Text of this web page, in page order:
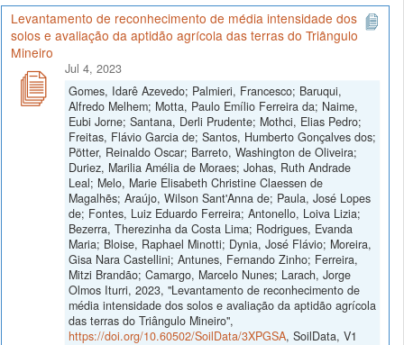
Levantamento de reconhecimento de média intensidade dos
solos e avaliação da aptidão agrícola das terras do Triângulo
Mineiro
Jul 4, 2023
Gomes, Idarê Azevedo; Palmieri, Francesco; Baruqui,
Alfredo Melhem; Motta, Paulo Emílio Ferreira da; Naime,
Eubi Jorne; Santana, Derli Prudente; Mothci, Elias Pedro;
Freitas, Flávio Garcia de; Santos, Humberto Gonçalves dos;
Pötter, Reinaldo Oscar; Barreto, Washington de Oliveira;
Duriez, Marilia Amélia de Moraes; Johas, Ruth Andrade
Leal; Melo, Marie Elisabeth Christine Claessen de
Magalhẽs; Araújo, Wilson Sant'Anna de; Paula, José Lopes
de; Fontes, Luiz Eduardo Ferreira; Antonello, Loiva Lizia;
Bezerra, Therezinha da Costa Lima; Rodrigues, Evanda
Maria; Bloise, Raphael Minotti; Dynia, José Flávio; Moreira,
Gisa Nara Castellini; Antunes, Fernando Zinho; Ferreira,
Mitzi Brandão; Camargo, Marcelo Nunes; Larach, Jorge
Olmos Iturri, 2023, "Levantamento de reconhecimento de
média intensidade dos solos e avaliação da aptidão agrícola
das terras do Triângulo Mineiro",
https://doi.org/10.60502/SoilData/3XPGSA, SoilData, V1